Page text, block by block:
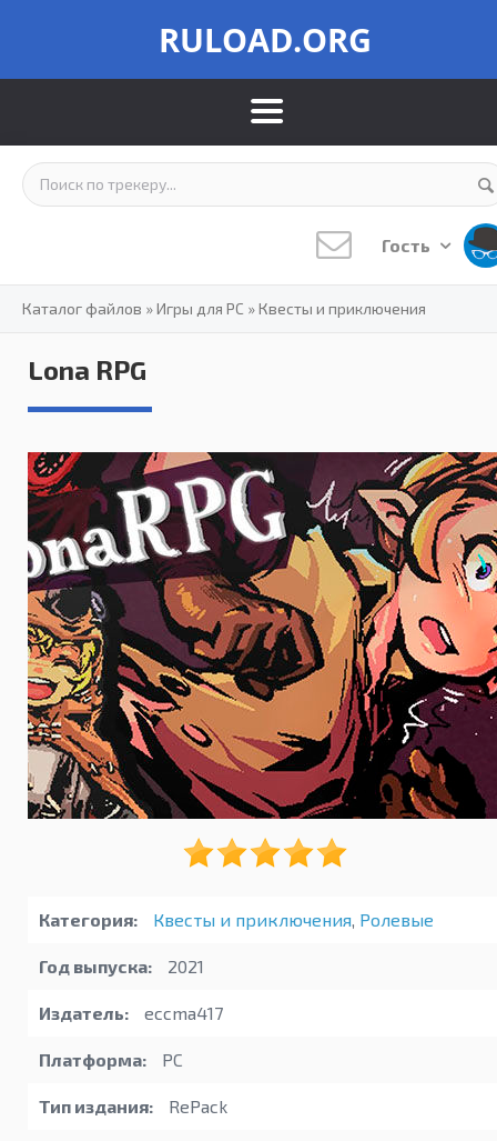
RULOAD.ORG
Гость
Каталог файлов »Игры для PC »Квесты и приключения
Lona RPG
Категория: Квесты и приключения, Ролевые
Год выпуска: 2021
Издатель: eccma417
Платформа: PC
Тип издания: RePack